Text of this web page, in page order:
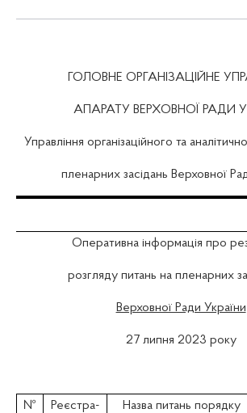
ГОЛОВНЕ ОРГАНІЗАЦІЙНЕ
АПАРАТУ ВЕРХОВНОЇ РАДИ
Управління організаційного та
пленарних засідань Верховної
Оперативна інформація про
розгляду питань на пленарних
Верховної Ради України
27 липня 2023 року
№ Реєстра-
Назва питань порядку